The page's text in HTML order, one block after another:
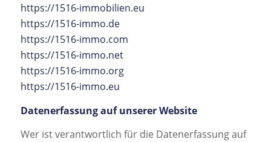
https://1516-immobilien.eu
https://1516-immo.de
https://1516-immo.com
https://1516-immo.net
https://1516-immo.org
https://1516-immo.eu
Datenerfassung auf unserer Website
Wer ist verantwortlich für die Datenerfassung auf